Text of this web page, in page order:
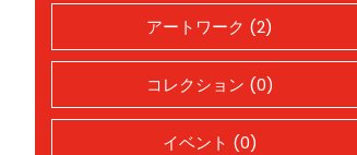
アートワーク (2)
コレクション (0)
イベント (0)